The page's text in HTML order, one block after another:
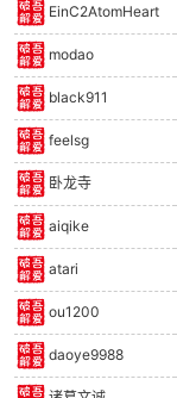
EinC2AtomHeart
modao
black911
feelsg
卧龙寺
aiqike
atari
ou1200
daoye9988